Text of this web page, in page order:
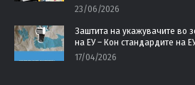
23/06/2026
Заштита на укажувачите во
на ЕУ – Кон стандардите на
17/04/2026